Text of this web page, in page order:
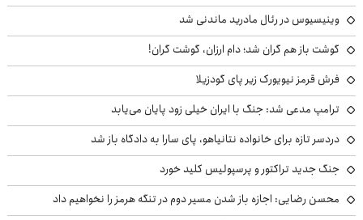
وینیسیوس در رئال مادرید ماندنی شد
گوشت باز هم گران شد؛ دام ارزان، گوشت گران!
فرش قرمز نیویورک زیر پای گودزیلا
ترامپ مدعی شد: جنگ با ایران خیلی زود پایان می‌یابد
دردسر تازه برای خانواده نتانیاهو، پای سارا به دادگاه باز شد
جنگ جدید تراکتور و پرسپولیس کلید خورد
محسن رضایی: اجازه باز شدن مسیر دوم در تنگه هرمز را نخواهیم داد